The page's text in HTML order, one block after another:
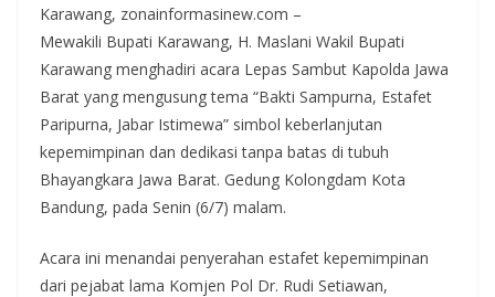
Karawang, zonainformasinew.com –
Mewakili Bupati Karawang, H. Maslani Wakil Bupati
Karawang menghadiri acara Lepas Sambut Kapolda Jawa
Barat yang mengusung tema “Bakti Sampurna, Estafet
Paripurna, Jabar Istimewa” simbol keberlanjutan
kepemimpinan dan dedikasi tanpa batas di tubuh
Bhayangkara Jawa Barat. Gedung Kolongdam Kota
Bandung, pada Senin (6/7) malam.
Acara ini menandai penyerahan estafet kepemimpinan
dari pejabat lama Komjen Pol Dr. Rudi Setiawan,